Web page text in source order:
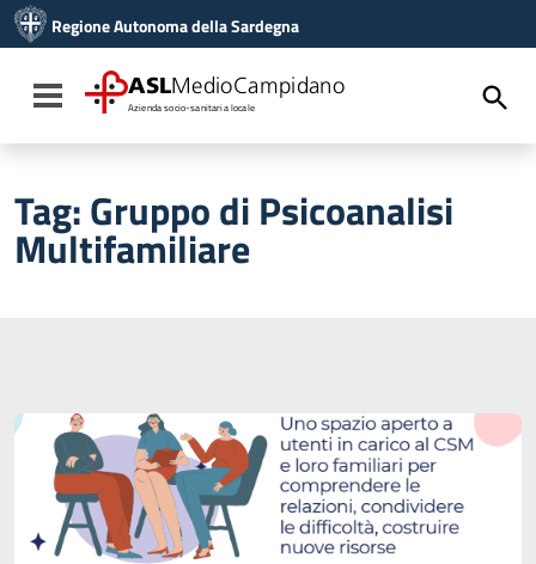
Vai al menu di navigazione
Vai al footer
Regione Autonoma della Sardegna
Toggle navigation
ASLMedioCampidano
Azienda socio-sanitaria locale
Tag:Gruppo di Psicoanalisi
Multifamiliare